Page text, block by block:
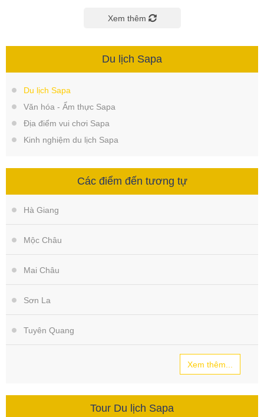
Xem thêm
Du lịch Sapa
Du lịch Sapa
Văn hóa - Ẩm thực Sapa
Địa điểm vui chơi Sapa
Kinh nghiệm du lịch Sapa
Các điểm đến tương tự
Hà Giang
Mộc Châu
Mai Châu
Sơn La
Tuyên Quang
Xem thêm...
Tour Du lịch Sapa